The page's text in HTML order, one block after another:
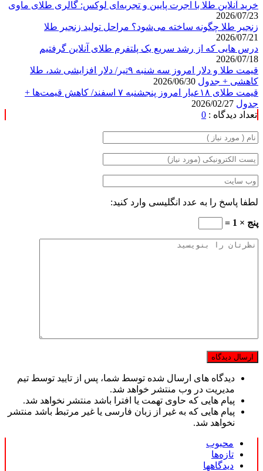
خرید آنلاین طلا با اجرت پایین و تجربه‌ای لوکس: گالری طلای ماوی
2026/07/23
زنجیر طلا چگونه ساخته می‌شود؟ مراحل تولید زنجیر طلا
2026/07/21
درس هایی که از رشد سریع یک پلتفرم طلای آنلاین گرفتیم
2026/07/18
قیمت طلا و دلار امروز سه شنبه ۹تیر/ دلار افزایشی شد، طلا
کاهشی + جدول
قیمت طلای ۱۸عیار امروز پنجشنبه ۷ اسفند/ کاهش قیمت‌ها +
جدول
تعداد دیدگاه : 0
لطفا پاسخ را به عدد انگلیسی وارد کنید:
پنج × 1 =
دیدگاه های ارسال شده توسط شما، پس از تایید توسط تیم
مدیریت در وب منتشر خواهد شد.
پیام هایی که حاوی تهمت یا افترا باشد منتشر نخواهد شد.
پیام هایی که به غیر از زبان فارسی یا غیر مرتبط باشد منتشر
نخواهد شد.
محبوب
تازه‌ها
دیدگاهها